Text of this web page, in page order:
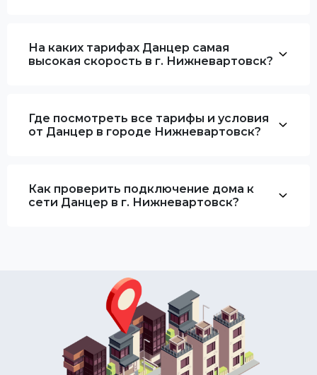
На каких тарифах Данцер самая
высокая скорость в г. Нижневартовск?
Где посмотреть все тарифы и условия
от Данцер в городе Нижневартовск?
Как проверить подключение дома к
сети Данцер в г. Нижневартовск?